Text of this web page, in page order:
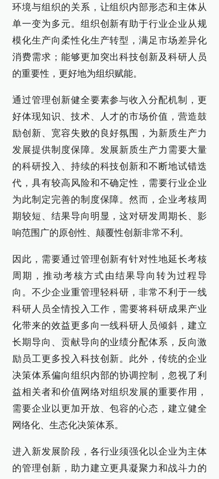
环境与组织的关系，让组织内部形态和主体从
单一变为多元。组织创新有助于行业企业从规
模化生产向柔性化生产转型，满足市场差异化
消费需求；能够更加突出科技创新及科研人员
的重要性，更好地为组织赋能。
通过管理创新健全要素参与收入分配机制，更
好体现知识、技术、人才的市场价值，营造鼓
励创新、宽容失败的良好氛围，为新质生产力
发展提供制度保障。发展新质生产力需要大量
的科研投入、持续的科技创新和不断地试错迭
代，具有较高风险和不确定性，需要行业企业
为此制定完善的制度保障。然而，企业考核周
期较短、结果导向明显，这对研发周期长、影
响范围广的原创性、颠覆性创新非常不利。
因此，需要通过管理创新有针对性地延长考核
周期，推动考核方式由结果导向转为过程导
向。不少企业重管理轻科研，非常不利于一线
科研人员全情投入工作，需要将科研成果产业
化带来的效益更多向一线科研人员倾斜，建立
长期导向、贡献导向的业绩分配体系，反向激
励员工更多投入科技创新。此外，传统的企业
决策体系偏向组织内部的协调控制，忽视了利
益相关者和价值网络对组织发展的重要作用，
需要企业以更加开放、包容的心态，建立健全
网络化、生态化决策体系。
进入新发展阶段，各行业须强化以企业为主体
的管理创新，助力建立更具凝聚力和战斗力的